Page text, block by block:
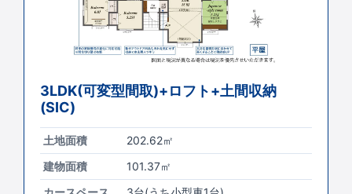
3LDK(可変型間取)+ロフト+土間収納
(SIC)
土地面積
202.62㎡
建物面積
101.37㎡